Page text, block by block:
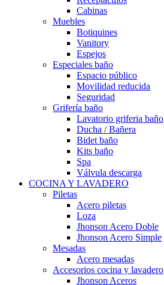
Cabinas
Muebles
Botiquines
Vanitory
Espejos
Especiales baño
Espacio público
Movilidad reducida
Seguridad
Grifería baño
Lavatorio griferia baño
Ducha / Bañera
Bidet baño
Kits baño
Spa
Válvula descarga
COCINA Y LAVADERO
Piletas
Acero piletas
Loza
Jhonson Acero Doble
Jhonson Acero Simple
Mesadas
Acero mesadas
Accesorios cocina y lavadero
Jhonson Aceros